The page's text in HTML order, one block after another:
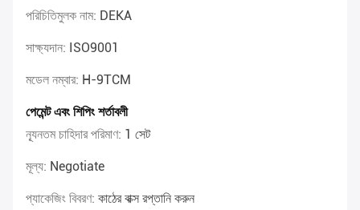
পরিচিতিমুলক নাম: DEKA
সাক্ষ্যদান: ISO9001
মডেল নম্বার: H-9TCM
পেমেন্ট এবং শিপিং শর্তাবলী
ন্যূনতম চাহিদার পরিমাণ: 1 সেট
মূল্য: Negotiate
প্যাকেজিং বিবরণ: কাঠের বাক্স রপ্তানি করুন